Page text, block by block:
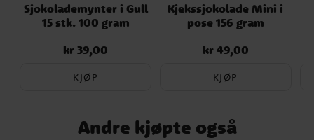
Sjokolademynter i Gull
15 stk. 100 gram
Pris:kr 39,00
kr 39,00
KJØP
Kjekssjokolade Mini i
pose 156 gram
Pris:kr 49,00
kr 49,00
KJØP
Andre kjøpte også